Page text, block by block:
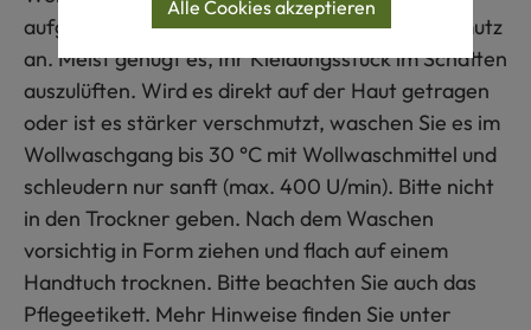
aufgrund ihrer Faserbeschaffenheit kaum Schmutz
an. Meist genügt es, Ihr Kleidungsstück im Schatten
auszulüften. Wird es direkt auf der Haut getragen
oder ist es stärker verschmutzt, waschen Sie es im
Wollwaschgang bis 30 °C mit Wollwaschmittel und
schleudern nur sanft (max. 400 U/min). Bitte nicht
in den Trockner geben. Nach dem Waschen
vorsichtig in Form ziehen und flach auf einem
Handtuch trocknen. Bitte beachten Sie auch das
Pflegeetikett. Mehr Hinweise finden Sie unter
Alle Cookies akzeptieren